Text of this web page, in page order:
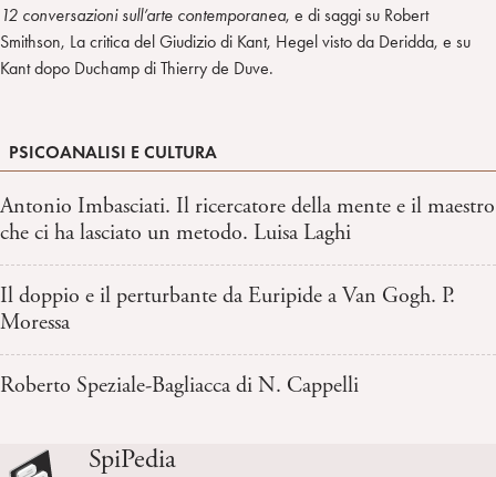
12 conversazioni sull’arte contemporanea, e di saggi su Robert
Smithson, La critica del Giudizio di Kant, Hegel visto da Deridda, e su
Kant dopo Duchamp di Thierry de Duve.
PSICOANALISI E CULTURA
Antonio Imbasciati. Il ricercatore della mente e il maestro
che ci ha lasciato un metodo. Luisa Laghi
Il doppio e il perturbante da Euripide a Van Gogh. P.
Moressa
Roberto Speziale-Bagliacca di N. Cappelli
SpiPedia